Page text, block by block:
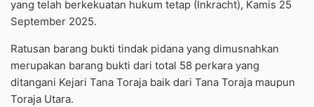
yang telah berkekuatan hukum tetap (Inkracht), Kamis 25
September 2025.
Ratusan barang bukti tindak pidana yang dimusnahkan
merupakan barang bukti dari total 58 perkara yang
ditangani Kejari Tana Toraja baik dari Tana Toraja maupun
Toraja Utara.